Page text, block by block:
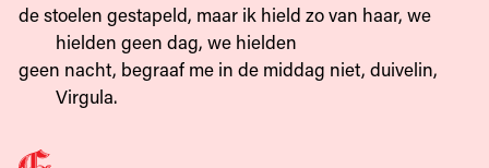
de stoelen gestapeld, maar ik hield zo van haar, we
hielden geen dag, we hielden
geen nacht, begraaf me in de middag niet, duivelin,
Virgula.